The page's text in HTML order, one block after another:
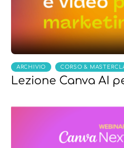
ARCHIVIO , CORSO &
Lezione Canva AI